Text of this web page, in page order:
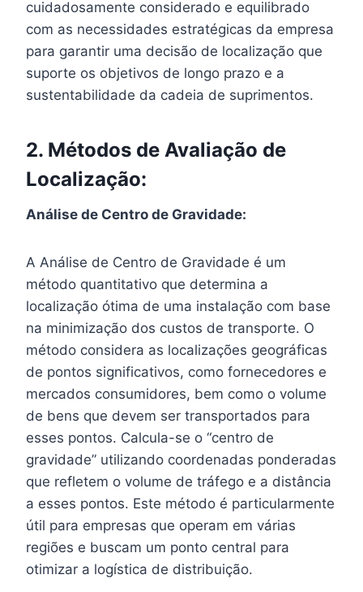
cuidadosamente considerado e equilibrado
com as necessidades estratégicas da empresa
para garantir uma decisão de localização que
suporte os objetivos de longo prazo e a
sustentabilidade da cadeia de suprimentos.
2. Métodos de Avaliação de
Localização:
Análise de Centro de Gravidade:
A Análise de Centro de Gravidade é um
método quantitativo que determina a
localização ótima de uma instalação com base
na minimização dos custos de transporte. O
método considera as localizações geográficas
de pontos significativos, como fornecedores e
mercados consumidores, bem como o volume
de bens que devem ser transportados para
esses pontos. Calcula-se o “centro de
gravidade” utilizando coordenadas ponderadas
que refletem o volume de tráfego e a distância
a esses pontos. Este método é particularmente
útil para empresas que operam em várias
regiões e buscam um ponto central para
otimizar a logística de distribuição.